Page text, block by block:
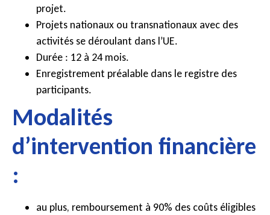
projet.
Projets nationaux ou transnationaux avec des
activités se déroulant dans l’UE.
Durée : 12 à 24 mois.
Enregistrement préalable dans le registre des
participants.
Modalités
d’intervention financière
:
au plus, remboursement à 90% des coûts éligibles